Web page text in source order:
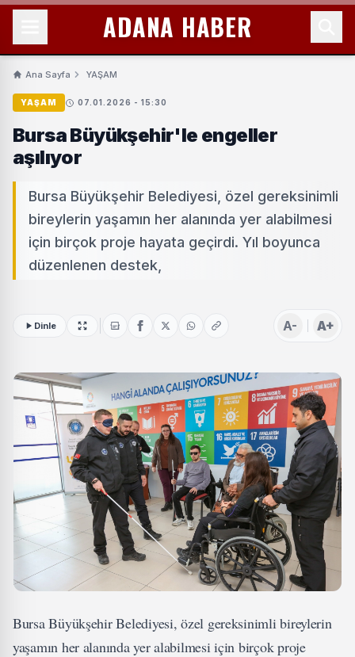
ADANA HABER
Ana Sayfa YAŞAM
YAŞAM 07.01.2026 - 15:30
Bursa Büyükşehir'le engeller
aşılıyor
Bursa Büyükşehir Belediyesi, özel gereksinimli
bireylerin yaşamın her alanında yer alabilmesi
için birçok proje hayata geçirdi. Yıl boyunca
düzenlenen destek,
Dinle A- A+
Bursa Büyükşehir Belediyesi, özel gereksinimli bireylerin
yaşamın her alanında yer alabilmesi için birçok proje